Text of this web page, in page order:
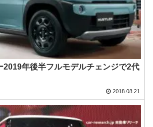
2019年後半フルモデルチェンジで2代
2018.08.21